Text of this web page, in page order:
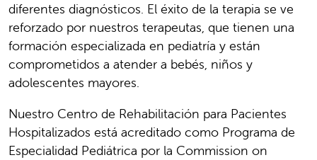
diferentes diagnósticos. El éxito de la terapia se ve
reforzado por nuestros terapeutas, que tienen una
formación especializada en pediatría y están
comprometidos a atender a bebés, niños y
adolescentes mayores.
Nuestro Centro de Rehabilitación para Pacientes
Hospitalizados está acreditado como Programa de
Especialidad Pediátrica por la Commission on